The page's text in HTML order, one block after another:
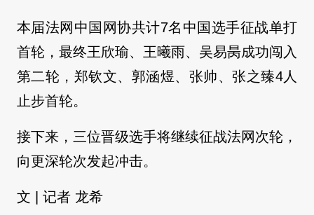
本届法网中国网协共计7名中国选手征战单打
首轮，最终王欣瑜、王曦雨、吴易昺成功闯入
第二轮，郑钦文、郭涵煜、张帅、张之臻4人
止步首轮。
接下来，三位晋级选手将继续征战法网次轮，
向更深轮次发起冲击。
文 | 记者 龙希